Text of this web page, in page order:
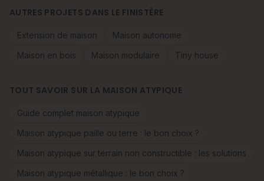
AUTRES PROJETS DANS LE FINISTÈRE
Extension de maison
Maison autonome
Maison en bois
Maison modulaire Tiny house
TOUT SAVOIR SUR LA MAISON ATYPIQUE
Guide complet maison atypique
Maison atypique paille ou terre : le bon choix ?
Maison atypique sur terrain non constructible : les solutions
Maison atypique métallique : le bon choix ?